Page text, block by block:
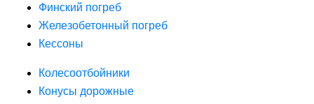
Финский погреб
Железобетонный погреб
Кессоны
Колесоотбойники
Конусы дорожные